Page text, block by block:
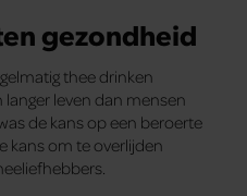
gezondheid
thee drinken
leven dan mensen
de kans op een beroerte
kans om te overlijden